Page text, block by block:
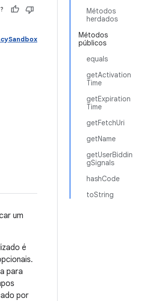
Métodos
herdados
Métodos
públicos
equals
getActivation
Time
getExpiration
Time
getFetchUri
getName
getUserBiddin
gSignals
hashCode
toString
um
é
para
por